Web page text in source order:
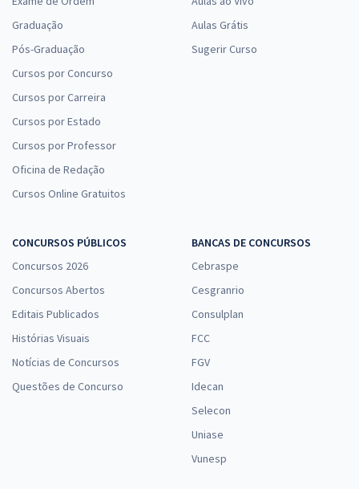
Graduação
Pós-Graduação
Cursos por Concurso
Cursos por Carreira
Cursos por Estado
Cursos por Professor
Oficina de Redação
Cursos Online Gratuitos
Aulas Grátis
Sugerir Curso
CONCURSOS PÚBLICOS
Concursos 2026
Concursos Abertos
Editais Publicados
Histórias Visuais
Notícias de Concursos
Questões de Concurso
BANCAS DE CONCURSOS
Cebraspe
Cesgranrio
Consulplan
FCC
FGV
Idecan
Selecon
Uniase
Vunesp